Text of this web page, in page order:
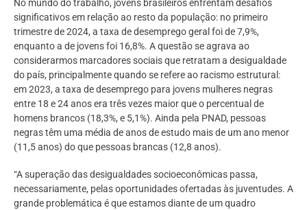
No mundo do trabalho, jovens brasileiros enfrentam desafios
significativos em relação ao resto da população: no primeiro
trimestre de 2024, a taxa de desemprego geral foi de 7,9%,
enquanto a de jovens foi 16,8%. A questão se agrava ao
considerarmos marcadores sociais que retratam a desigualdade
do país, principalmente quando se refere ao racismo estrutural:
em 2023, a taxa de desemprego para jovens mulheres negras
entre 18 e 24 anos era três vezes maior que o percentual de
homens brancos (18,3%, e 5,1%). Ainda pela PNAD, pessoas
negras têm uma média de anos de estudo mais de um ano menor
(11,5 anos) do que pessoas brancas (12,8 anos).
“A superação das desigualdades socioeconômicas passa,
necessariamente, pelas oportunidades ofertadas às juventudes. A
grande problemática é que estamos diante de um quadro